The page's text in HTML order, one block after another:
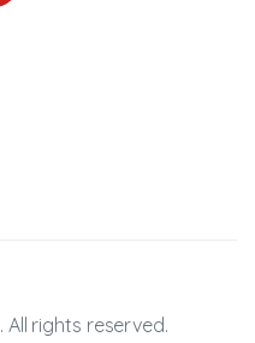
. All rights reserved.